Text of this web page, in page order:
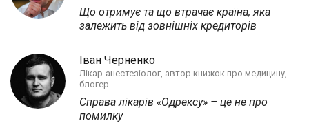
Що отримує та що втрачає країна, яка
залежить від зовнішніх кредиторів
Іван Черненко
Лікар-анестезіолог, автор книжок про медицину,
блогер.
Справа лікарів «Одрексу» – це не про
помилку